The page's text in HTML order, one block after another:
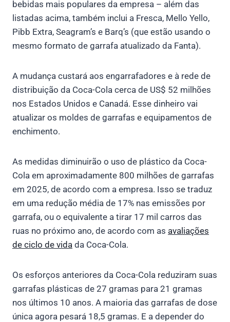
bebidas mais populares da empresa – além das
listadas acima, também inclui a Fresca, Mello Yello,
Pibb Extra, Seagram’s e Barq’s (que estão usando o
mesmo formato de garrafa atualizado da Fanta).
A mudança custará aos engarrafadores e à rede de
distribuição da Coca-Cola cerca de US$ 52 milhões
nos Estados Unidos e Canadá. Esse dinheiro vai
atualizar os moldes de garrafas e equipamentos de
enchimento.
As medidas diminuirão o uso de plástico da Coca-
Cola em aproximadamente 800 milhões de garrafas
em 2025, de acordo com a empresa. Isso se traduz
em uma redução média de 17% nas emissões por
garrafa, ou o equivalente a tirar 17 mil carros das
ruas no próximo ano, de acordo com as avaliações
de ciclo de vida da Coca-Cola.
Os esforços anteriores da Coca-Cola reduziram suas
garrafas plásticas de 27 gramas para 21 gramas
nos últimos 10 anos. A maioria das garrafas de dose
única agora pesará 18,5 gramas. E a depender do